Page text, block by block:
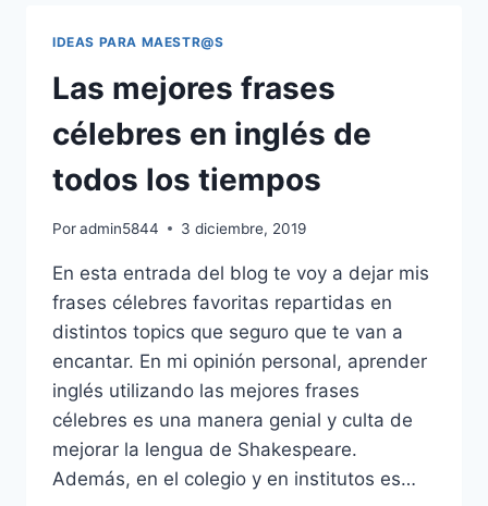
VOCABULARIO
PARA
EN
UN
RESTAURANTE-
AT
RESTAURANT
IDEAS PARA MAESTR@S
Las mejores frases
célebres en inglés de
todos los tiempos
Poradmin5844 3 diciembre, 2019
En esta entrada del blog te voy a dejar mis
frases célebres favoritas repartidas en
distintos topics que seguro que te van a
encantar. En mi opinión personal, aprender
inglés utilizando las mejores frases
célebres es una manera genial y culta de
mejorar la lengua de Shakespeare.
Además, en el colegio y en institutos es…